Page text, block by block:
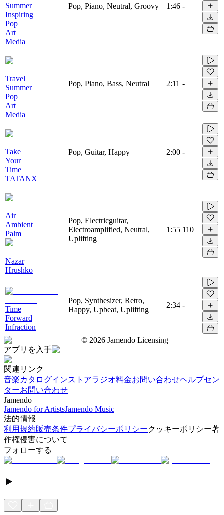
Summer
Inspiring
Pop
Art
Media
Pop, Piano, Neutral, Groovy 1:46 -
Travel
Summer
Pop
Art
Media
Pop, Piano, Bass, Neutral 2:11 -
Take
Your
Time
TATANX
Pop, Guitar, Happy 2:00 -
Air
Ambient
Palm
Nazar
Hrushko
Pop, Electricguitar,
Electroamplified, Neutral,
Uplifting
1:55 110
Time
Forward
Infraction
Pop, Synthesizer, Retro,
Happy, Upbeat, Uplifting
2:34 -
© 2026 Jamendo Licensing
アプリを入手
関連リンク
音楽カタログインストアラジオ料金お問い合わせヘルプセン
ターお問い合わせ
Jamendo
Jamendo for ArtistsJamendo Music
法的情報
利用規約販売条件プライバシーポリシークッキーポリシー著
作権侵害について
フォローする